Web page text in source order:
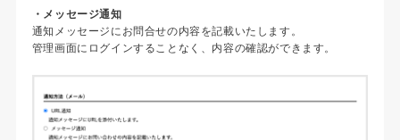
・メッセージ通知
通知メッセージにお問合せの内容を記載いたします。
管理画面にログインすることなく、内容の確認ができます。